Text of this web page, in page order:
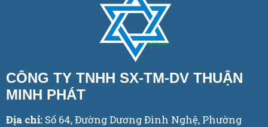
CÔNG TY TNHH SX-TM-DV THUẬN
MINH PHÁT
Địa chỉ: Số 64, Đường Dương Đình Nghệ, Phường